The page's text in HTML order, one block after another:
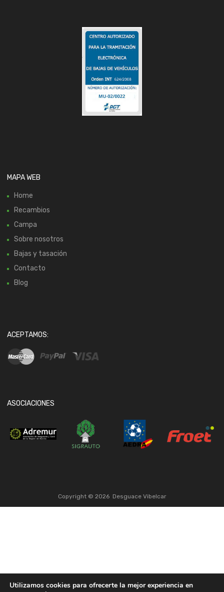
MAPA WEB
Home
Recambios
Campa
Sobre nosotros
Bajas y tasación
Contacto
Blog
ACEPTAMOS:
ASOCIACIONES
Copyright © 2026 Desguace Vibelcar
Utilizamos cookies para ofrecerte la mejor experiencia en